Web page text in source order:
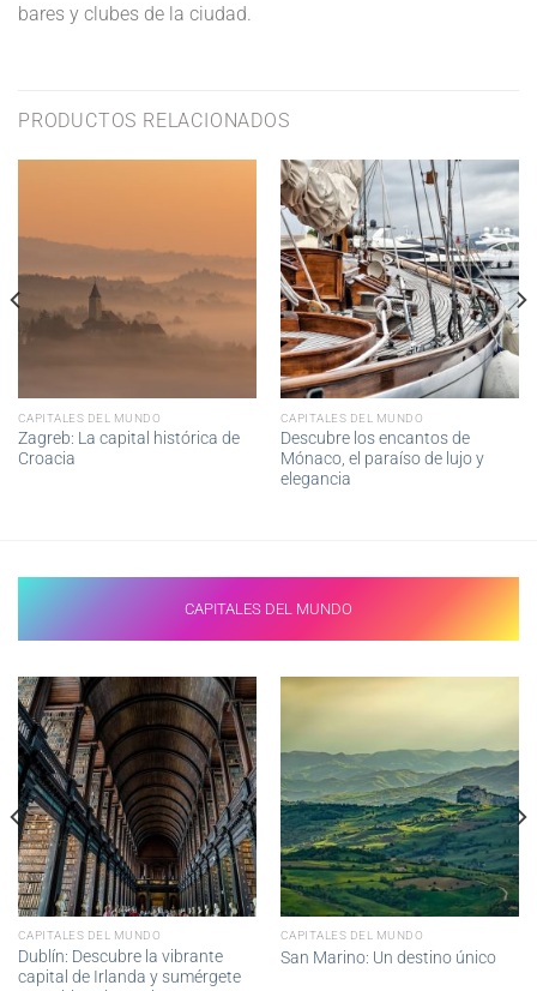
bares y clubes de la ciudad.
PRODUCTOS RELACIONADOS
CAPITALES DEL MUNDO
Zagreb: La capital histórica de
Croacia
CAPITALES DEL MUNDO
Descubre los encantos de
Mónaco, el paraíso de lujo y
elegancia
CAPITALES DEL MUNDO
CAPITALES DEL MUNDO
Dublín: Descubre la vibrante
capital de Irlanda y sumérgete
CAPITALES DEL MUNDO
San Marino: Un destino único